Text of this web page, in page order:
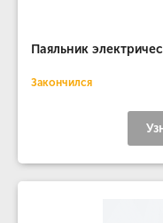
Паяльник
Закончился